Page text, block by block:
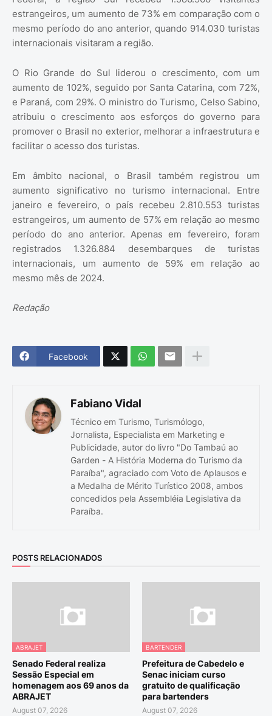
estrangeiros, um aumento de 73% em comparação com o
mesmo período do ano anterior, quando 914.030 turistas
internacionais visitaram a região.
O Rio Grande do Sul liderou o crescimento, com um
aumento de 102%, seguido por Santa Catarina, com 72%,
e Paraná, com 29%. O ministro do Turismo, Celso Sabino,
atribuiu o crescimento aos esforços do governo para
promover o Brasil no exterior, melhorar a infraestrutura e
facilitar o acesso dos turistas.
Em âmbito nacional, o Brasil também registrou um
aumento significativo no turismo internacional. Entre
janeiro e fevereiro, o país recebeu 2.810.553 turistas
estrangeiros, um aumento de 57% em relação ao mesmo
período do ano anterior. Apenas em fevereiro, foram
registrados 1.326.884 desembarques de turistas
internacionais, um aumento de 59% em relação ao
mesmo mês de 2024.
Redação
Facebook
Fabiano Vidal
Técnico em Turismo, Turismólogo,
Jornalista, Especialista em Marketing e
Publicidade, autor do livro "Do Tambaú ao
Garden - A História Moderna do Turismo da
Paraíba", agraciado com Voto de Aplausos e
a Medalha de Mérito Turístico 2008, ambos
concedidos pela Assembléia Legislativa da
Paraíba.
POSTS RELACIONADOS
ABRAJET
Senado Federal realiza
Sessão Especial em
homenagem aos 69 anos da
ABRAJET
August 07, 2026
BARTENDER
Prefeitura de Cabedelo e
Senac iniciam curso
gratuito de qualificação
para bartenders
August 07, 2026